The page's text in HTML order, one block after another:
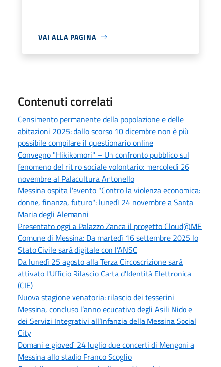
VAI ALLA PAGINA
Contenuti correlati
Censimento permanente della popolazione e delle
abitazioni 2025: dallo scorso 10 dicembre non è più
possibile compilare il questionario online
Convegno "Hikikomori" – Un confronto pubblico sul
fenomeno del ritiro sociale volontario: mercoledì 26
novembre al Palacultura Antonello
Messina ospita l'evento "Contro la violenza economica:
donne, finanza, futuro": lunedì 24 novembre a Santa
Maria degli Alemanni
Presentato oggi a Palazzo Zanca il progetto Cloud@ME
Comune di Messina: Da martedì 16 settembre 2025 lo
Stato Civile sarà digitale con l’ANSC
Da lunedì 25 agosto alla Terza Circoscrizione sarà
attivato l'Ufficio Rilascio Carta d'Identità Elettronica
(CIE)
Nuova stagione venatoria: rilascio dei tesserini
Messina, concluso l’anno educativo degli Asili Nido e
dei Servizi Integrativi all’Infanzia della Messina Social
City
Domani e giovedì 24 luglio due concerti di Mengoni a
Messina allo stadio Franco Scoglio